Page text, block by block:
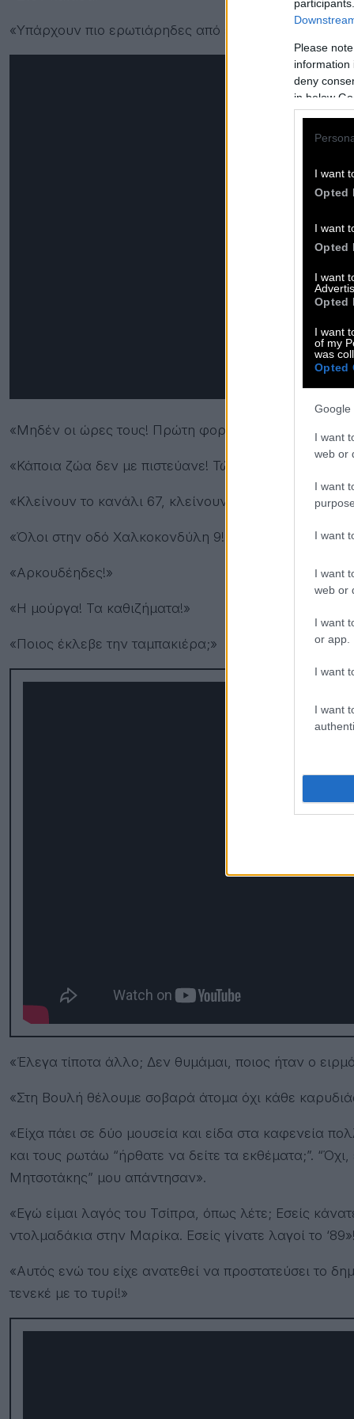
Please
information
deny
in below
I want
Opted
I want
Opted
I want
Opted
I want
of my
was
Opted
Google
I want
web or
I want
I want
I want
web or
I want
or app.
I want
I want
«Υπάρχουν πιο ερωτιάρηδες από εμένα, ο Ανδρέας
«Μηδέν οι ώρες τους! Πρώτη φορά ζητάω απ’ τον Θεό
«Κάποια ζώα δεν με πιστεύανε! Τώρα θα με πιστέψουν
«Κλείνουν το κανάλι 67, κλείνουν και τον τάφο τους!»
«Όλοι στην οδό Χαλκοκονδύλη 9!»
«Αρκουδέηδες!»
«Η μούργα! Τα καθιζήματα!»
«Ποιος έκλεβε την ταμπακιέρα;»
«Έλεγα τίποτα άλλο; Δεν θυμάμαι, ποιος ήταν ο
«Στη Βουλή θέλουμε σοβαρά άτομα όχι κάθε
«Είχα πάει σε δύο μουσεία και είδα στα καφενεία
και τους ρωτάω “ήρθατε να δείτε τα εκθέματα;”.
Μητσοτάκης” μου απάντησαν».
«Εγώ είμαι λαγός του Τσίπρα, όπως λέτε; Εσείς
ντολμαδάκια στην Μαρίκα. Εσείς γίνατε λαγοί το ‘89»!
«Αυτός ενώ του είχε ανατεθεί να προστατεύσει το
τενεκέ με το τυρί!»